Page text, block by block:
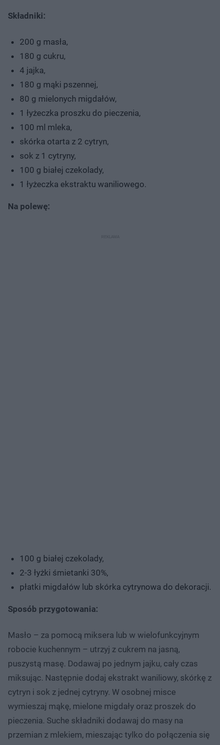
Składniki:
200 g masła,
180 g cukru,
4 jajka,
180 g mąki pszennej,
80 g mielonych migdałów,
1 łyżeczka proszku do pieczenia,
100 ml mleka,
skórka otarta z 2 cytryn,
sok z 1 cytryny,
100 g białej czekolady,
1 łyżeczka ekstraktu waniliowego.
Na polewę:
100 g białej czekolady,
2-3 łyżki śmietanki 30%,
płatki migdałów lub skórka cytrynowa do dekoracji.
Sposób przygotowania:
Masło – za pomocą miksera lub w wielofunkcyjnym
robocie kuchennym – utrzyj z cukrem na jasną,
puszystą masę. Dodawaj po jednym jajku, cały czas
miksując. Następnie dodaj ekstrakt waniliowy, skórkę z
cytryn i sok z jednej cytryny. W osobnej misce
wymieszaj mąkę, mielone migdały oraz proszek do
pieczenia. Suche składniki dodawaj do masy na
przemian z mlekiem, mieszając tylko do połączenia się